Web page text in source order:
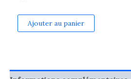
quantité
(belle
Ajouter au panier